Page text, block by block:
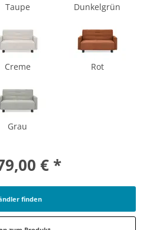
Taupe Dunkelgrün
Creme Rot
Grau
€ *
finden